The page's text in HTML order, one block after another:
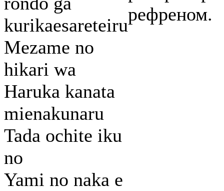
kurikaesareteiru
Mezame no
hikari wa
Haruka kanata
mienakunaru
Tada ochite iku
no
Yami no naka e
рефреном.